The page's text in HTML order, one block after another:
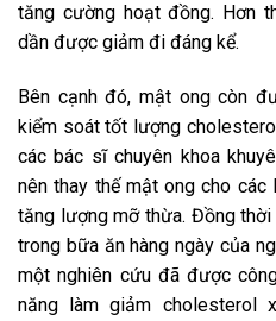
tăng cường hoạt đồng. Hơn
dần được giảm đi đáng kể.
Bên cạnh đó, mật ong còn
kiểm soát tốt lượng
các bác sĩ chuyên khoa
nên thay thế mật ong cho
tăng lượng mỡ thừa. Đồng
trong bữa ăn hàng ngày của
một nghiên cứu đã được
năng làm giảm cholesterol